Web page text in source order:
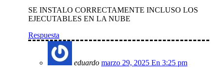
SE INSTALO CORRECTAMENTE INCLUSO LOS
EJECUTABLES EN LA NUBE
Respuesta
eduardo marzo 29, 2025 En 3:25 pm